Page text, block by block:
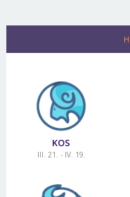
KOS
III. 21. - IV. 19.